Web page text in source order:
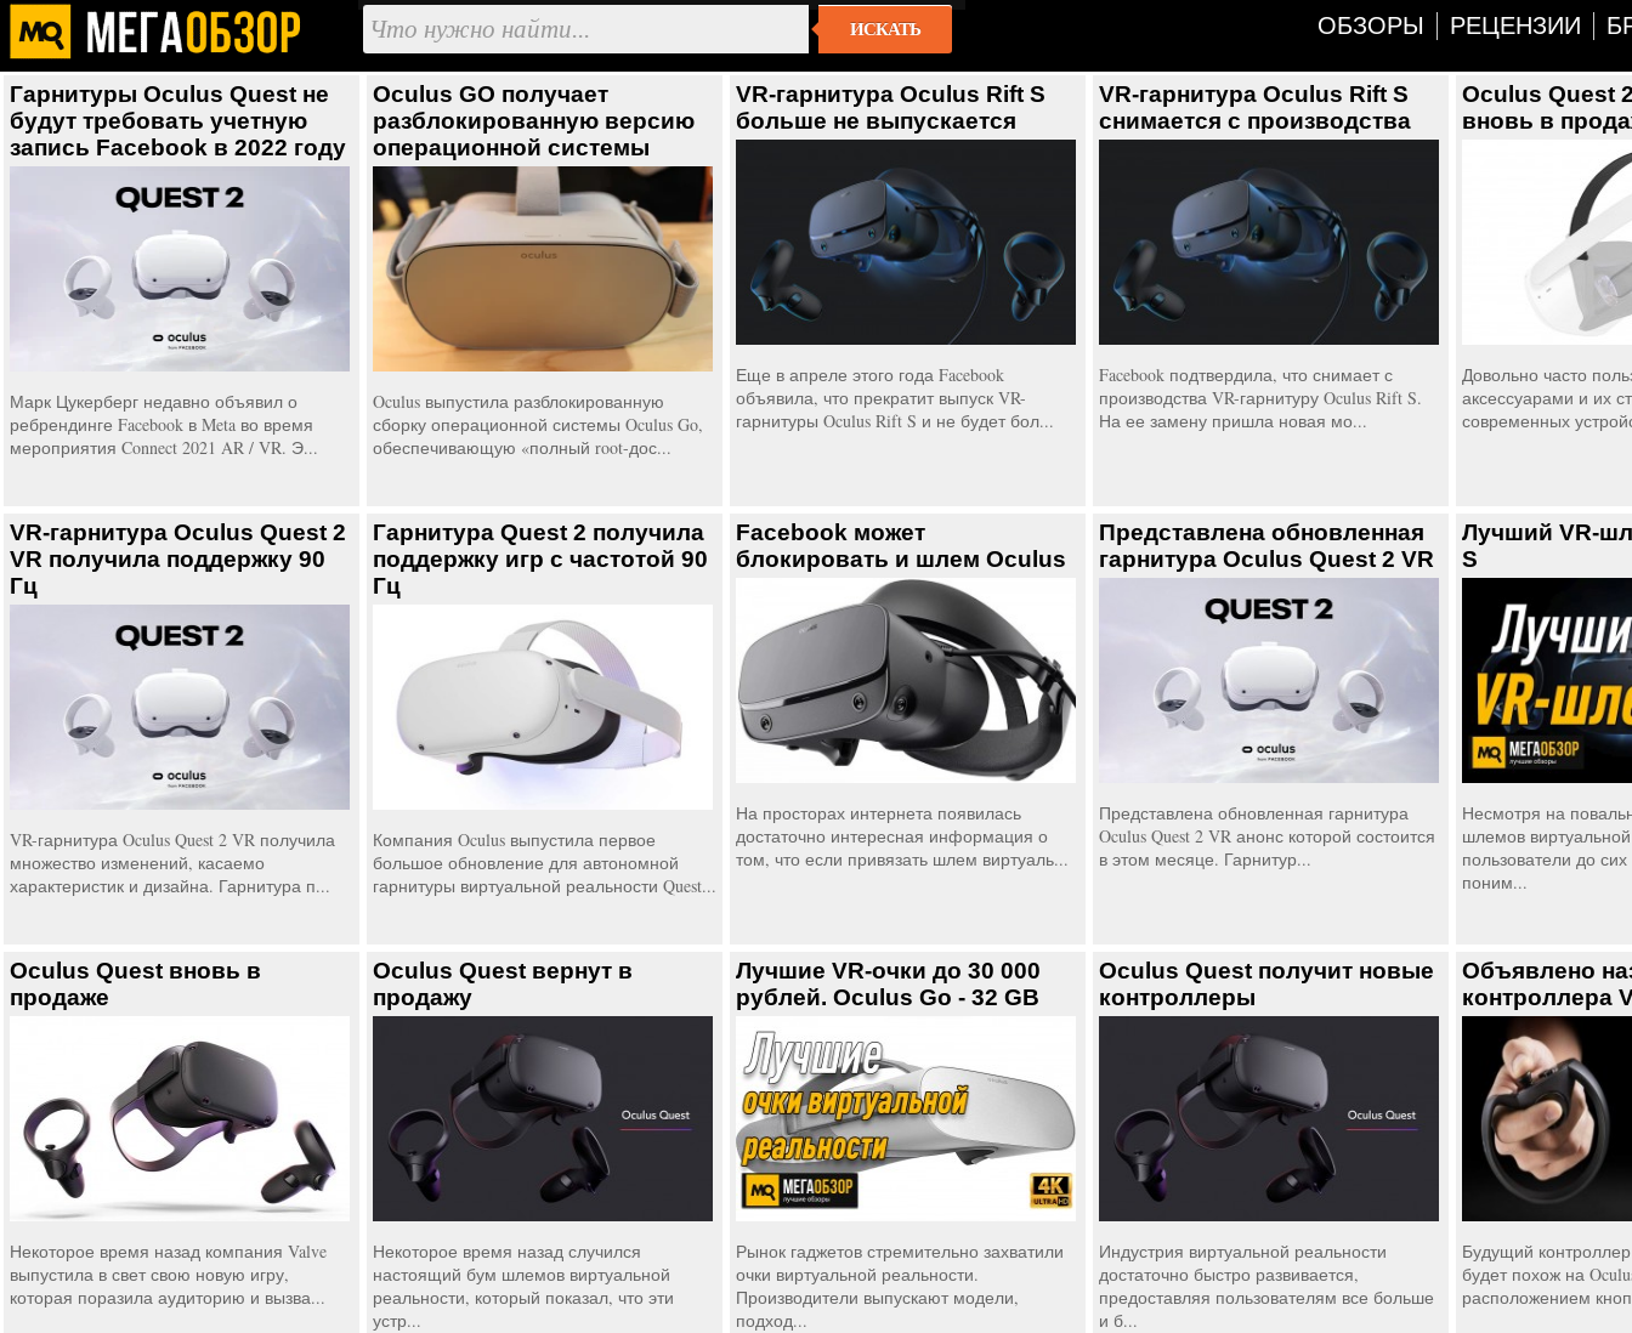
ИСКАТЬ ОБЗОРЫ РЕЦЕНЗИИ
Гарнитуры Oculus Quest не
будут требовать учетную
запись Facebook в 2022 году
Марк Цукерберг недавно объявил о
ребрендинге Facebook в Meta во время
мероприятия Connect 2021 AR / VR. Э...
Oculus GO получает
разблокированную версию
операционной системы
Oculus выпустила разблокированную
сборку операционной системы Oculus Go,
обеспечивающую «полный root-дос...
VR-гарнитура Oculus Rift S
больше не выпускается
Еще в апреле этого года Facebook
объявила, что прекратит выпуск VR-
гарнитуры Oculus Rift S и не будет бол...
VR-гарнитура Oculus Rift S
снимается с производства
Facebook подтвердила, что снимает с
производства VR-гарнитуру Oculus Rift S.
На ее замену пришла новая мо...
Oculus Quest
вновь в
Довольно часто
аксессуарами и их
современных
VR-гарнитура Oculus Quest 2
VR получила поддержку 90
Гц
VR-гарнитура Oculus Quest 2 VR получила
множество изменений, касаемо
характеристик и дизайна. Гарнитура п...
Гарнитура Quest 2 получила
поддержку игр с частотой 90
Гц
Компания Oculus выпустила первое
большое обновление для автономной
гарнитуры виртуальной реальности Quest...
Facebook может
блокировать и шлем Oculus
На просторах интернета появилась
достаточно интересная информация о
том, что если привязать шлем виртуаль...
Представлена обновленная
гарнитура Oculus Quest 2 VR
Представлена обновленная гарнитура
Oculus Quest 2 VR анонс которой состоится
в этом месяце. Гарнитур...
Лучший VR-
S
Несмотря на
шлемов
пользователи до
поним...
Oculus Quest вновь в
продаже
Некоторое время назад компания Valve
выпустила в свет свою новую игру,
которая поразила аудиторию и вызва...
Oculus Quest вернут в
продажу
Некоторое время назад случился
настоящий бум шлемов виртуальной
реальности, который показал, что эти
устр...
Лучшие VR-очки до 30 000
рублей. Oculus Go - 32 GB
Рынок гаджетов стремительно захватили
очки виртуальной реальности.
Производители выпускают модели,
подход...
Oculus Quest получит новые
контроллеры
Индустрия виртуальной реальности
достаточно быстро развивается,
предоставляя пользователям все больше
и б...
Объявлено
контроллера
Будущий контроллер
будет похож на
расположением